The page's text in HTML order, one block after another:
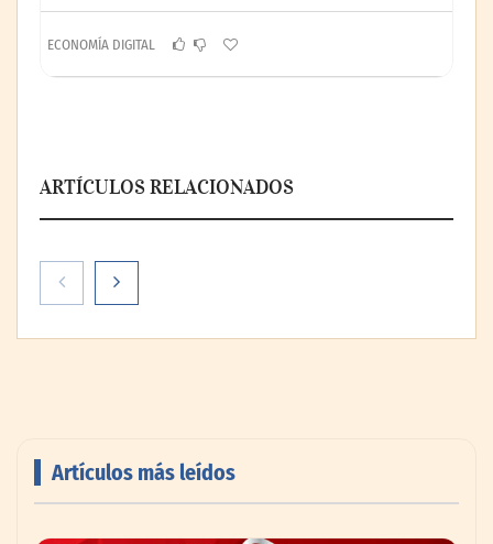
ECONOMÍA DIGITAL
ARTÍCULOS RELACIONADOS
Artículos más leídos